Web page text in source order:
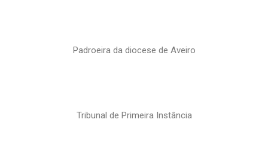
Padroeira da diocese de Aveiro
Tribunal de Primeira Instância